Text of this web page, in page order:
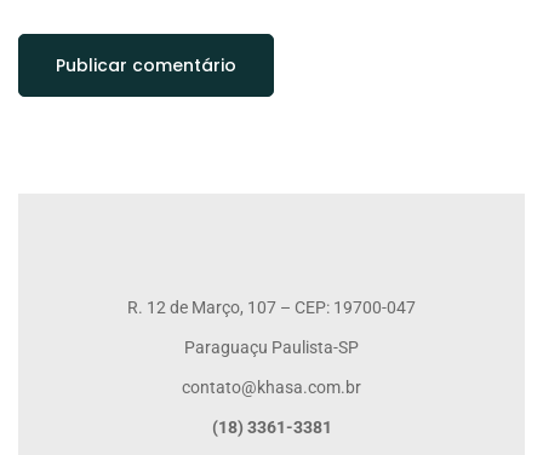
R. 12 de Março, 107 – CEP: 19700-047
Paraguaçu Paulista-SP
contato@khasa.com.br
(18) 3361-3381